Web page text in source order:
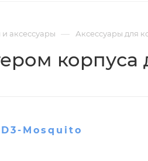
аксессуары — Аксессуары для
D3-Mosquito